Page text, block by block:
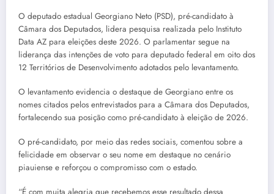
O deputado estadual Georgiano Neto (PSD), pré-candidato à
Câmara dos Deputados, lidera pesquisa realizada pelo Instituto
Data AZ para eleições deste 2026. O parlamentar segue na
liderança das intenções de voto para deputado federal em oito dos
12 Territórios de Desenvolvimento adotados pelo levantamento.
O levantamento evidencia o destaque de Georgiano entre os
nomes citados pelos entrevistados para a Câmara dos Deputados,
fortalecendo sua posição como pré-candidato à eleição de 2026.
O pré-candidato, por meio das redes sociais, comentou sobre a
felicidade em observar o seu nome em destaque no cenário
piauiense e reforçou o compromisso com o estado.